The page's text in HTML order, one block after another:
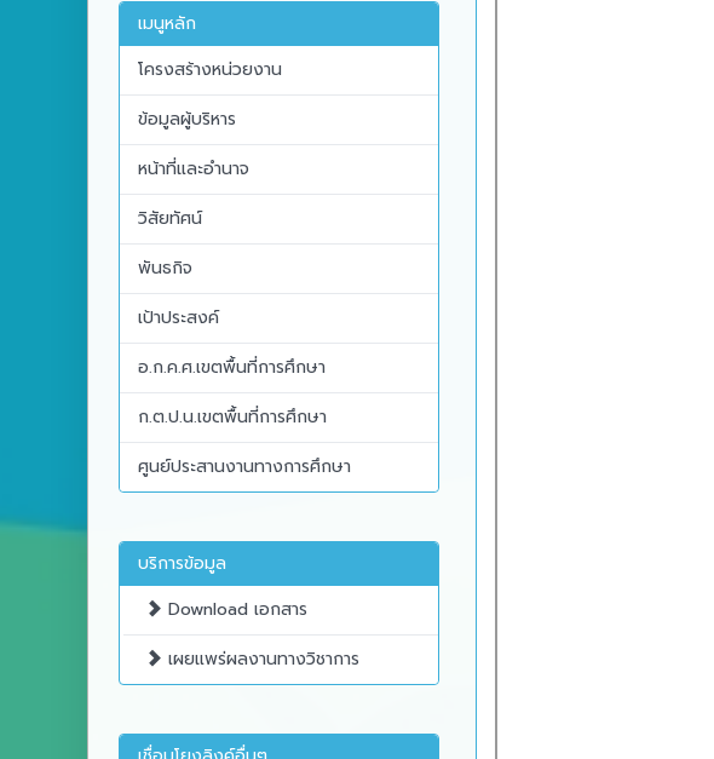
เมนูหลัก
โครงสร้างหน่วยงาน
ข้อมูลผู้บริหาร
หน้าที่และอำนาจ
วิสัยทัศน์
พันธกิจ
เป้าประสงค์
อ.ก.ค.ศ.เขตพื้นที่การศึกษา
ก.ต.ป.น.เขตพื้นที่การศึกษา
ศูนย์ประสานงานทางการศึกษา
บริการข้อมูล
Download เอกสาร
เผยแพร่ผลงานทางวิชาการ